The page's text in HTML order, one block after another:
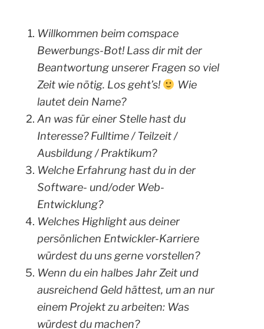
Willkommen beim comspace
Bewerbungs-Bot! Lass dir mit der
Beantwortung unserer Fragen so viel
Zeit wie nötig. Los geht’s!
Wie
lautet dein Name?
An was für einer Stelle hast du
Interesse? Fulltime / Teilzeit /
Ausbildung / Praktikum?
Welche Erfahrung hast du in der
Software- und/oder Web-
Entwicklung?
Welches Highlight aus deiner
persönlichen Entwickler-Karriere
würdest du uns gerne vorstellen?
Wenn du ein halbes Jahr Zeit und
ausreichend Geld hättest, um an nur
einem Projekt zu arbeiten: Was
würdest du machen?